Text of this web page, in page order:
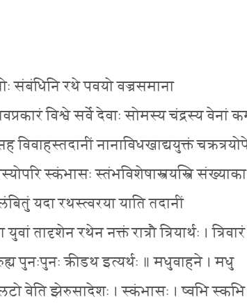
संबंधिनि रथे पवयो वज्रसमाना
विश्वे सर्वे देवाः सोमस्य चंद्रस्य वेनां
विवाहस्तदानीं नानाविधखाद्ययुक्तं
स्कंभासः स्तंभविशेषास्त्रयस्त्रि
यदा रथस्त्वरया याति तदानीं
तादृशेन रथेन नक्तं रात्रौ त्रियार्थः । त्रिवारं
पुनःपुनः क्रीडथ इत्यर्थः ॥ मधुवाहने । मधु
वेति झेरुसादेशः । स्कंभासः । ष्वभि स्कभि